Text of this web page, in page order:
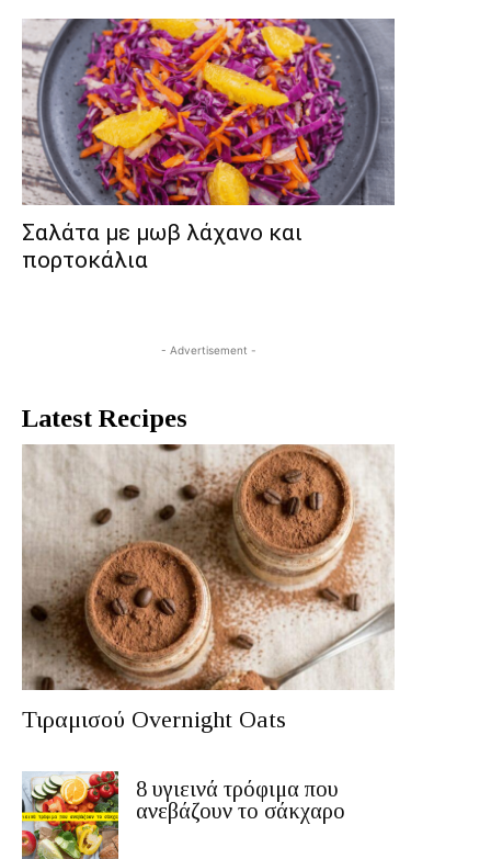
Σαλάτα με μωβ λάχανο και
πορτοκάλια
- Advertisement -
Latest Recipes
Τιραμισού Overnight Oats
8 υγιεινά τρόφιμα που
ανεβάζουν το σάκχαρο